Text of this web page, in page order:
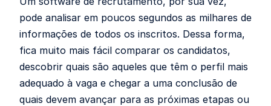
pode analisar em poucos segundos as milhares de
informações de todos os inscritos. Dessa forma,
fica muito mais fácil comparar os candidatos,
descobrir quais são aqueles que têm o perfil mais
adequado à vaga e chegar a uma conclusão de
quais devem avançar para as próximas etapas ou